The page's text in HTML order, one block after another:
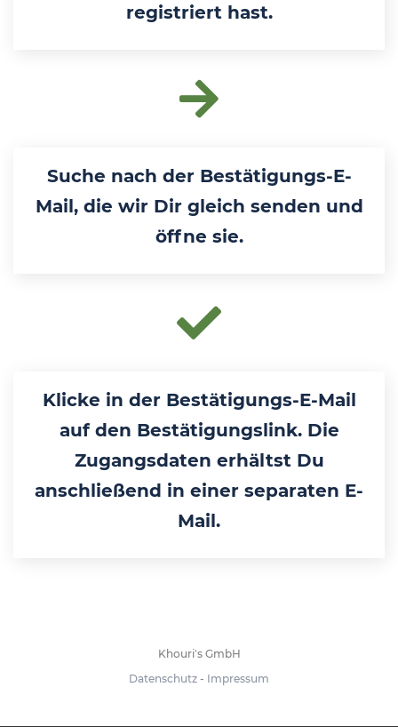
registriert hast.
Suche nach der Bestätigungs-E-
Mail, die wir Dir gleich senden und
öffne sie.
Klicke in der Bestätigungs-E-Mail
auf den Bestätigungslink. Die
Zugangsdaten erhältst Du
anschließend in einer separaten E-
Mail.
Khouri's GmbH
Datenschutz - Impressum